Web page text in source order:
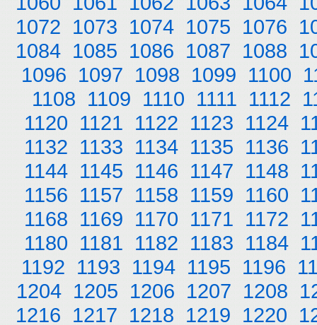
1072 1073 1074 1075 1076
1084 1085 1086 1087 1088
1096 1097 1098 1099 1100
1108 1109 1110 1111 1112
1120 1121 1122 1123 1124
1132 1133 1134 1135 1136
1144 1145 1146 1147 1148
1156 1157 1158 1159 1160
1168 1169 1170 1171 1172
1180 1181 1182 1183 1184
1192 1193 1194 1195 1196
1204 1205 1206 1207 1208
1216 1217 1218 1219 1220